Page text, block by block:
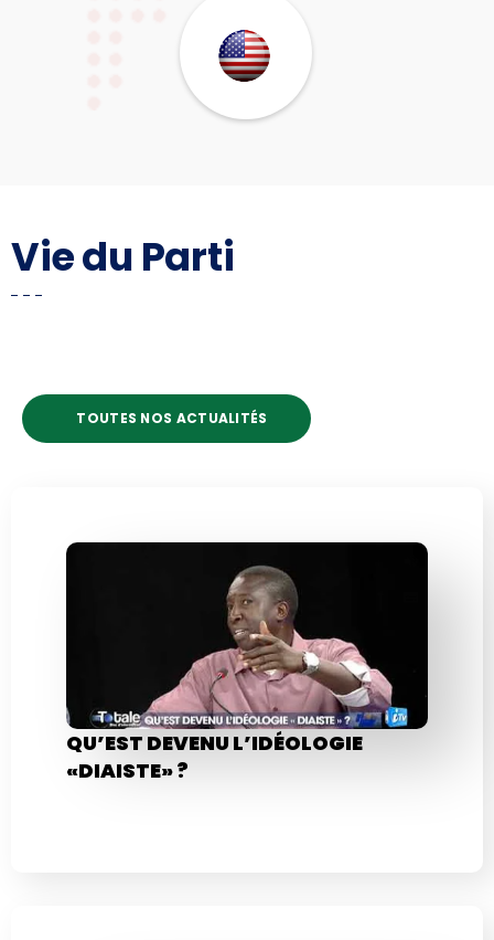
Vie du Parti
TOUTES NOS ACTUALITÉS
QU’EST DEVENU L’IDÉOLOGIE
«DIAISTE» ?